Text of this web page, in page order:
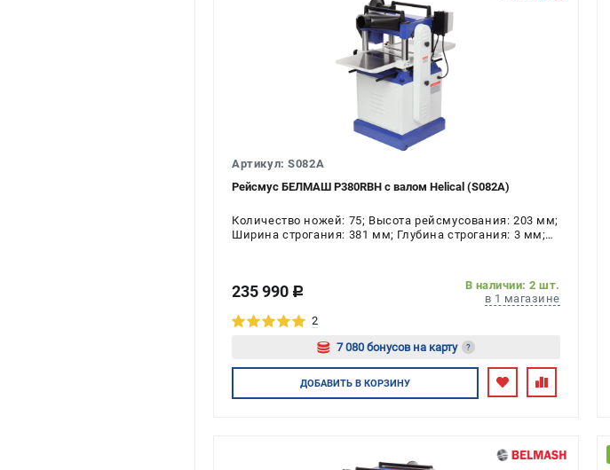
Артикул: S082A
Рейсмус БЕЛМАШ P380RBH с валом Helical (S082A)
Количество ножей: 75; Высота рейсмусования: 203 мм;
Ширина строгания: 381 мм; Глубина строгания: 3 мм;
235 990 c
В наличии: 2 шт.
в 1 магазине
2
7 080 бонусов на карту
?
Авторизуйтесь
ДОБАВИТЬВ КОРЗИНУ